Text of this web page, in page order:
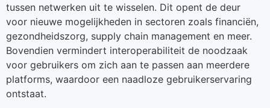
tussen netwerken uit te wisselen. Dit opent de deur
voor nieuwe mogelijkheden in sectoren zoals financiën,
gezondheidszorg, supply chain management en meer.
Bovendien vermindert interoperabiliteit de noodzaak
voor gebruikers om zich aan te passen aan meerdere
platforms, waardoor een naadloze gebruikerservaring
ontstaat.